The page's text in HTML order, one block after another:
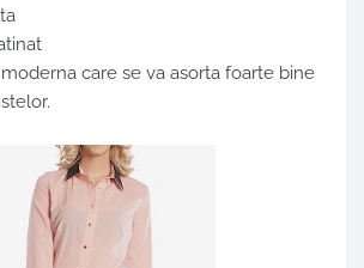
care se va asorta foarte bine